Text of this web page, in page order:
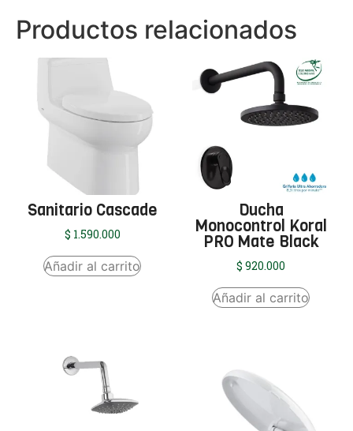
Productos relacionados
Sanitario Cascade
$ 1.590.000
Añadir al carrito
Ducha
Monocontrol Koral
PRO Mate Black
$ 920.000
Añadir al carrito